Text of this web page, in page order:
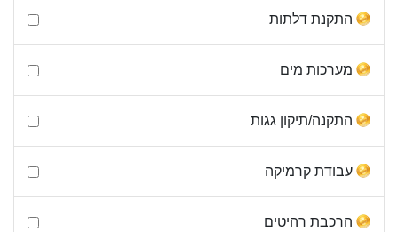
התקנת דלתות
מערכות מים
התקנה/תיקון גגות
עבודת קרמיקה
הרכבת רהיטים